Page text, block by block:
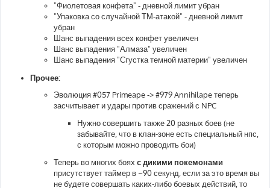
"Фиолетовая конфета" - дневной лимит убран
"Упаковка со случайной ТМ-атакой" - дневной лимит
убран
Шанс выпадения всех конфет увеличен
Шанс выпадения "Алмаза" увеличен
Шанс выпадения "Сгустка темной материи" увеличен
Прочее:
Эволюция #057 Primeape -> #979 Annihilape теперь
засчитывает и удары против сражений с NPC
Нужно совершить также 20 разных боев (не
забывайте, что в клан-зоне есть специальный нпс,
с которым можно проводить бои)
Теперь во многих боях с дикими покемонами
присутствует таймер в ~90 секунд, если за это время вы
не будете совершать каких-либо боевых действий, то